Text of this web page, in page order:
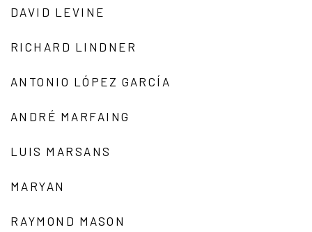
DAVID LEVINE
RICHARD LINDNER
ANTONIO LÓPEZ GARCÍA
ANDRÉ MARFAING
LUIS MARSANS
MARYAN
RAYMOND MASON